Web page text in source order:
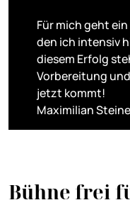
Für mich geht
den ich intensiv
diesem Erfolg
Vorbereitung
jetzt kommt!
Maximilian
Bühne frei